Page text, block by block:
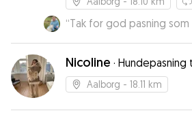
“Tak for god pasning
Nicoline · Hundepasning
Aalborg - 18.11 km